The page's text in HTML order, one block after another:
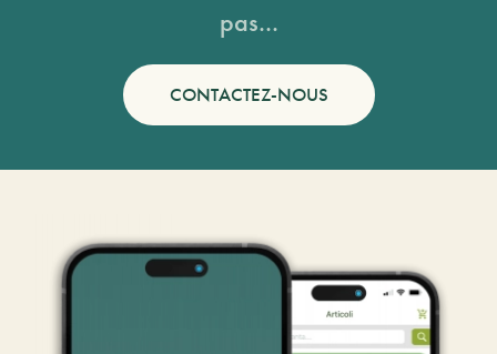
pas...
CONTACTEZ-NOUS